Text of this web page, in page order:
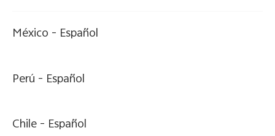
México - Español
Perú - Español
Chile - Español